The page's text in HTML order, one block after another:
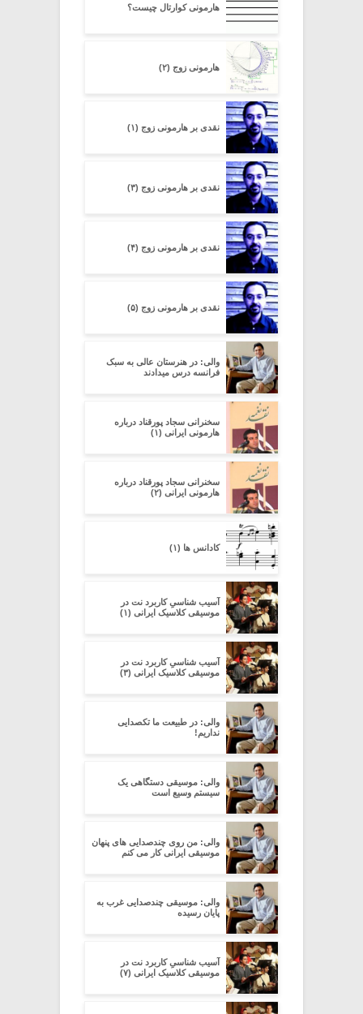
هارمونی کوارتال چیست؟
هارمونی زوج (۲)
نقدی بر هارمونی زوج (۱)
نقدی بر هارمونی زوج (۳)
نقدی بر هارمونی زوج (۴)
نقدی بر هارمونی زوج (۵)
والی: در هنرستان عالی به سبک
فرانسه درس میدادند
سخنرانی سجاد پورقناد درباره
هارمونی ایرانی (۱)
سخنرانی سجاد پورقناد درباره
هارمونی ایرانی (۲)
کادانس ها (۱)
آسیب شناسیِ کاربرد نت در
موسیقی کلاسیک ایرانی (۱)
آسیب شناسیِ کاربرد نت در
موسیقی کلاسیک ایرانی (۳)
والی: در طبیعت ما تکصدایی
نداریم!
والی: موسیقی دستگاهی یک
سیستم وسیع است
والی: من روی چندصدایی های پنهان
موسیقی ایرانی کار می کنم
والی: موسیقی چندصدایی غرب به
پایان رسیده
آسیب شناسیِ کاربرد نت در
موسیقی کلاسیک ایرانی (۷)